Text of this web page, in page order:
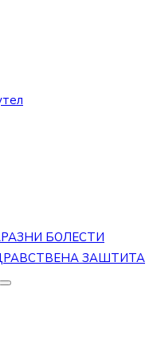
БОЛЕСТИ
ЗАШТИТА